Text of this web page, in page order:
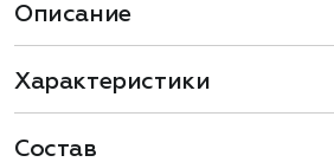
Описание
Характеристики
Состав